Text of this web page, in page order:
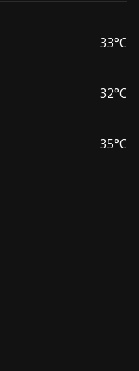
33°C
32°C
35°C